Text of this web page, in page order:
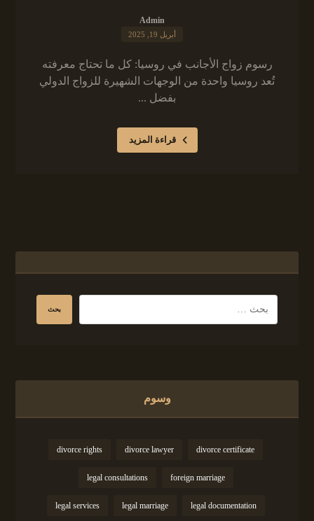
Admin
أبريل 19, 2025
رسوم زواج الأجانب في روسيا: كل ما تحتاج معرفته
تُعد روسيا واحدة من الوجهات الشهيرة للزواج الدولي
بفضل ...
قراءة المزيد
وسوم
divorce certificate
divorce lawyer
divorce rights
foreign marriage
legal consultations
legal documentation
legal marriage
legal services